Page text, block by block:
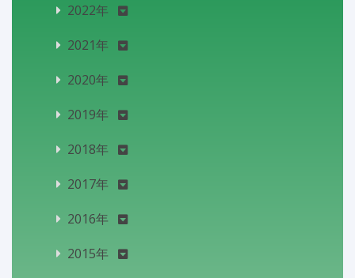
2022年
2021年
2020年
2019年
2018年
2017年
2016年
2015年